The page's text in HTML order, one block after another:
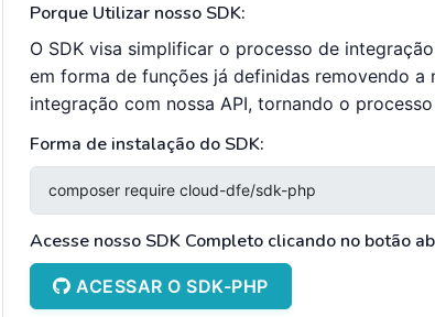
Porque Utilizar nosso SDK:
O SDK visa simplificar o processo de
em forma de funções já definidas removendo
integração com nossa API, tornando o
Forma de instalação do SDK:
Acesse nosso SDK Completo clicando no botão
ACESSAR O SDK-PHP